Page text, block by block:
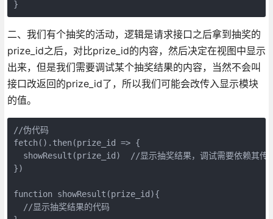
}
二、我们有个抽奖的活动，逻辑是请求接口之后拿到抽奖的
prize_id之后，对比prize_id的内容，然后决定在视图中显示
出来，但是我们需要调试某个抽奖结果的内容，当然不会叫
接口改返回的prize_id了，所以我们可能会改传入显示模块
的值。
//伪代码
fetch().then(prize_id => {
showResult(prize_id)  //显示抽奖结果，调试需要依赖其传
})
function showResult(prize_id){
  //显示抽奖结果的代码